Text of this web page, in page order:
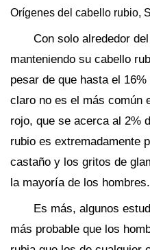
Orígenes del cabello rubio,
Con solo alrededor
manteniendo su cabello
pesar de que hasta el
claro no es el más común
rojo, que se acerca al 2%
rubio es extremadamente
castaño y los gritos de
la mayoría de los hombres.
Es más, algunos
más probable que los